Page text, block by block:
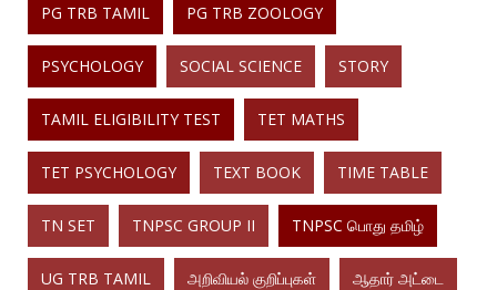
PG TRB TAMIL PG TRB ZOOLOGY
PSYCHOLOGY SOCIAL SCIENCE STORY
TAMIL ELIGIBILITY TEST TET MATHS
TET PSYCHOLOGY TEXT BOOK TIME TABLE
TN SET TNPSC GROUP II TNPSC பொது தமிழ்
UG TRB TAMIL அறிவியல் குறிப்புகள் ஆதார் அட்டை